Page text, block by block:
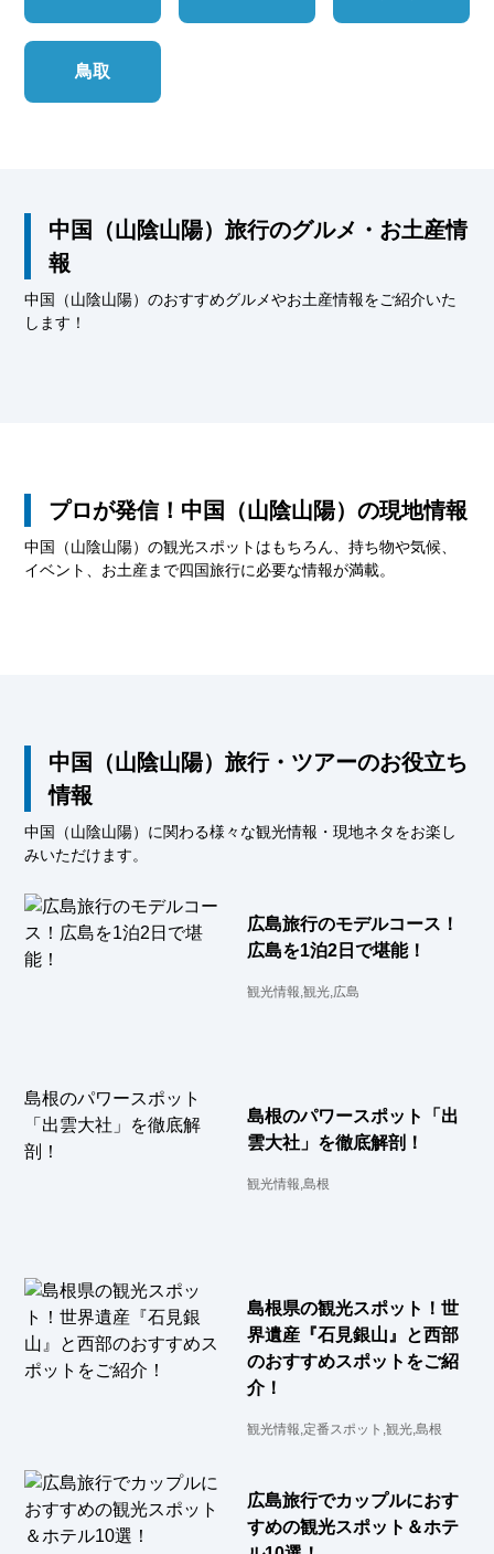
鳥取
中国（山陰山陽）旅行のグルメ・お土産情
報
中国（山陰山陽）のおすすめグルメやお土産情報をご紹介いた
します！
プロが発信！中国（山陰山陽）の現地情報
中国（山陰山陽）の観光スポットはもちろん、持ち物や気候、
イベント、お土産まで四国旅行に必要な情報が満載。
中国（山陰山陽）旅行・ツアーのお役立ち
情報
中国（山陰山陽）に関わる様々な観光情報・現地ネタをお楽し
みいただけます。
広島旅行のモデルコース！
広島を1泊2日で堪能！
観光情報,観光,広島
島根のパワースポット「出
雲大社」を徹底解剖！
観光情報,島根
島根県の観光スポット！世
界遺産『石見銀山』と西部
のおすすめスポットをご紹
介！
観光情報,定番スポット,観光,島根
広島旅行でカップルにおす
すめの観光スポット＆ホテ